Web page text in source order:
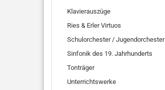
Klavierauszüge
Ries & Erler Virtuos
Schulorchester / Jugendorchester
Sinfonik des 19. Jahrhunderts
Tonträger
Unterrichtswerke